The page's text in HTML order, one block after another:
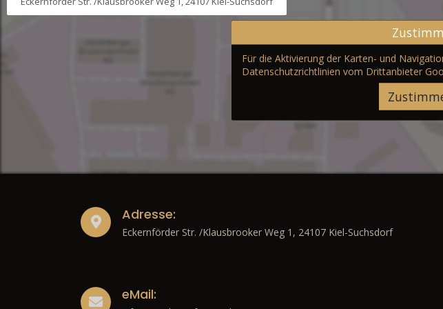
Für die Aktivierung der Karten- und
Datenschutzrichtlinien vom Drittanbieter
Adresse:
Eckernförder Str. /Klausbrooker Weg 1, 24107 Kiel-Suchsdorf
eMail: